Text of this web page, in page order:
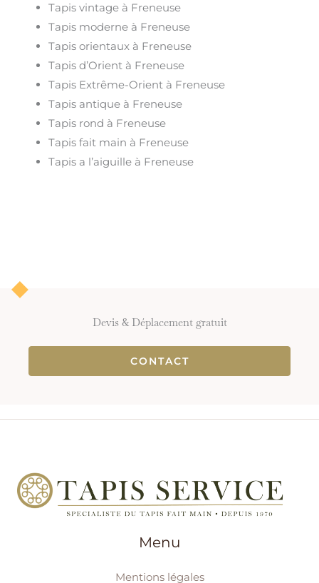
Tapis vintage à Freneuse
Tapis moderne à Freneuse
Tapis orientaux à Freneuse
Tapis d’Orient à Freneuse
Tapis Extrême-Orient à Freneuse
Tapis antique à Freneuse
Tapis rond à Freneuse
Tapis fait main à Freneuse
Tapis a l’aiguille à Freneuse
Devis & Déplacement gratuit
CONTACT
Menu
Mentions légales